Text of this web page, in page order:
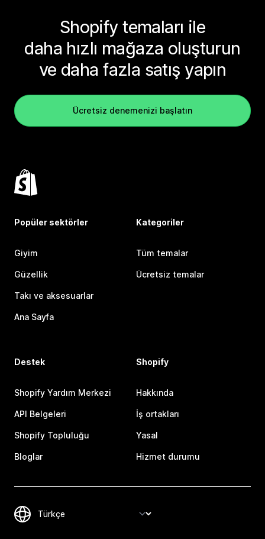
Shopify temaları ile
daha hızlı mağaza oluşturun
ve daha fazla satış yapın
Ücretsiz denemenizi başlatın
Popüler sektörler
Giyim
Güzellik
Takı ve aksesuarlar
Ana Sayfa
Kategoriler
Tüm temalar
Ücretsiz temalar
Destek
Shopify Yardım Merkezi
API Belgeleri
Shopify Topluluğu
Bloglar
Shopify
Hakkında
İş ortakları
Yasal
Hizmet durumu